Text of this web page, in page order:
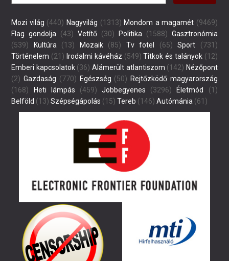
Mozi világ (440) Nagyvilág (1313) Mondom a magamét (9469)
Flag gondolja (43) Vetítő (30) Politika(1588) Gasztronómia
(539)
Kultúra(13) Mozaik(85) Tv fotel (65) Sport (731)
Történelem (21) Irodalmi kávéház (549) Titkok és talányok(12)
Emberi kapcsolatok(36) Alámerült atlantiszom (142) Nézőpont
(2) Gazdaság (770) Egészség (50) Rejtőzködő magyarország
(168)
Heti lámpás (459) Jobbegyenes (3296) Életmód
(1)
Belföld (13) Szépségápolás (15) Tereb (146) Autómánia (61)